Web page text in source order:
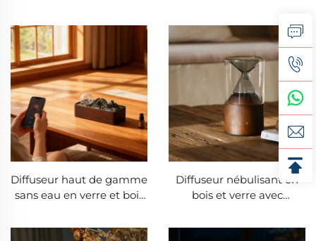
unique et lumière
nocturne décorative à
LED chaude
essentielles professionnel
avec buse anti-fuite et
LED à 7 couleurs
Diffuseur haut de gamme
sans eau en verre et bois
Bluetooth pour la
Diffuseur nébulisant en
bois et verre avec
en gros